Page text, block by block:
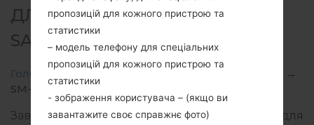
ДЛЯ SM-J710MN -
SAMSUNGGALAXY J7 2016
Головна Galaxy J7 2016 SamsungSM-J710MN
→
SM-J710MN_1_20190115100940_3fk058223r_fac.zip
Завантажте останнє оновлення прошивки для
пропозицій для кожного пристрою та
статистики
– модель телефону для спеціальних
пропозицій для кожного пристрою та
статистики
- зображення користувача – (якщо ви
завантажите своє справжнє фото)